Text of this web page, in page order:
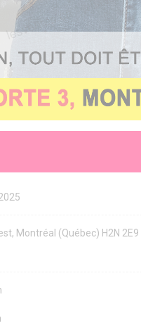
Montréal (Québec) H2N 2E9